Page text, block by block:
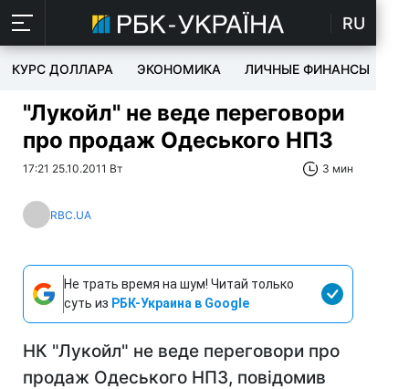
RU
КУРС ДОЛЛАРА ЭКОНОМИКА ЛИЧНЫЕ ФИНАНСЫ
"Лукойл" не веде переговори
про продаж Одеського НПЗ
17:21 25.10.2011 Вт 3 мин
RBC.UA
Не трать время на шум! Читай только
суть из РБК-Украина в Google
НК "Лукойл" не веде переговори про
продаж Одеського НПЗ, повідомив